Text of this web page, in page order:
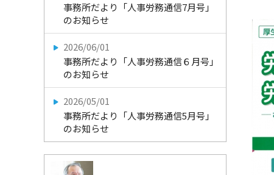
事務所だより「人事労務通信7月号」
のお知らせ
2026/06/01
事務所だより「人事労務通信６月号」
のお知らせ
2026/05/01
事務所だより「人事労務通信5月号」
のお知らせ